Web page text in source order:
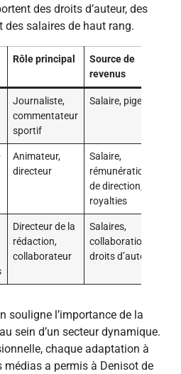
des droits d’auteur, des
des salaires de haut rang.
Rôle principal
Source de
revenus
Journaliste,
commentateur
sportif
Salaire, piges
Animateur,
directeur
Salaire,
rémunérations
de direction,
royalties
Directeur de la
rédaction,
collaborateur
Salaires,
collaborations,
droits d’auteur
souligne l’importance de la
au sein d’un secteur dynamique.
chaque adaptation à
médias a permis à Denisot de